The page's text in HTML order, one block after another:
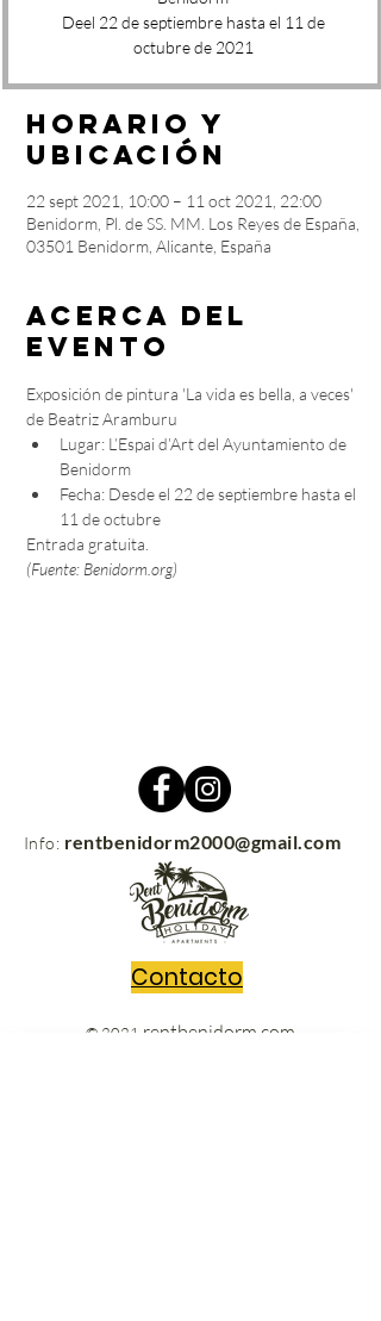
Deel 22 de septiembre hasta el 11 de
octubre de 2021
Horario y
ubicación
22 sept 2021, 10:00 – 11 oct 2021, 22:00
Benidorm, Pl. de SS. MM. Los Reyes de España,
03501 Benidorm, Alicante, España
Acerca del
evento
Exposición de pintura 'La vida es bella, a veces'
de Beatriz Aramburu
Lugar: L’Espai d’Art del Ayuntamiento de
Benidorm
Fecha: Desde el 22 de septiembre hasta el
11 de octubre
Entrada gratuita.
(Fuente: Benidorm.org)
Info: rentbenidorm2000@gmail.com
Contacto
© 2021 rentbenidorm.com